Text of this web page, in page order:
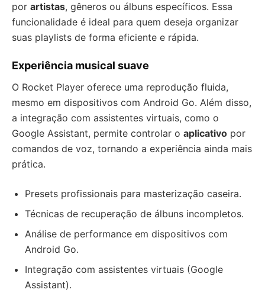
por artistas, gêneros ou álbuns específicos. Essa
funcionalidade é ideal para quem deseja organizar
suas playlists de forma eficiente e rápida.
Experiência musical suave
O Rocket Player oferece uma reprodução fluida,
mesmo em dispositivos com Android Go. Além disso,
a integração com assistentes virtuais, como o
Google Assistant, permite controlar o aplicativo por
comandos de voz, tornando a experiência ainda mais
prática.
Presets profissionais para masterização caseira.
Técnicas de recuperação de álbuns incompletos.
Análise de performance em dispositivos com
Android Go.
Integração com assistentes virtuais (Google
Assistant).